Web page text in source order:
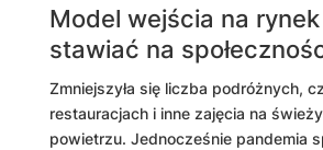
Model wejścia na
stawiać na
Zmniejszyła się liczba podróżnych,
restauracjach i inne zajęcia na
powietrzu. Jednocześnie pandemia